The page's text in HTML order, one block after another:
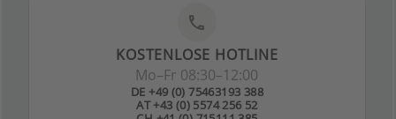
phone
KOSTENLOSE HOTLINE
Mo–Fr 08:30–12:00
DE +49 (0) 75463193 388
AT +43 (0) 5574 256 52